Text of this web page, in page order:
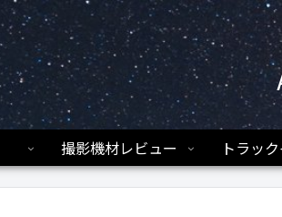
撮影機材レビュー トラッ